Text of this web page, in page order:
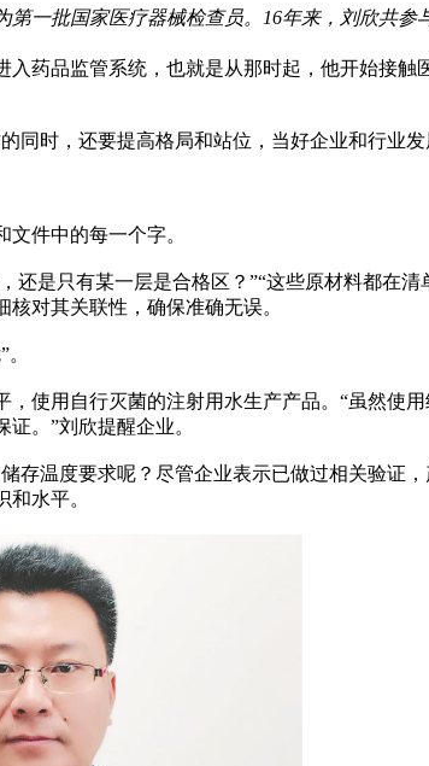
一批国家医疗器械检查员。16年来，刘欣共
品监管系统，也就是从那时起，他开始接触
时，还要提高格局和站位，当好企业和行业发
件中的每一个字。
是只有某一层是合格区？”“这些原材料都在清
对其关联性，确保准确无误。
用自行灭菌的注射用水生产产品。“虽然使
。”刘欣提醒企业。
度要求呢？尽管企业表示已做过相关验证，
水平。